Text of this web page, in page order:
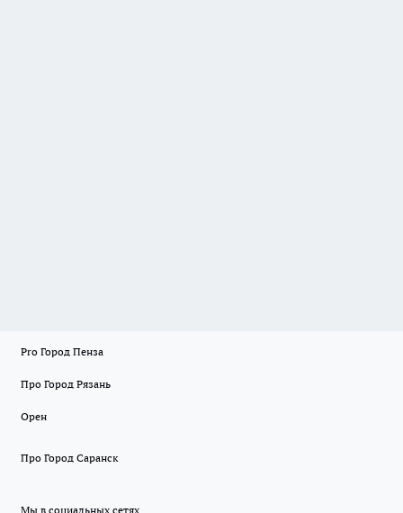
Pro Город Пенза
Про Город Рязань
Орен
Про Город Саранск
Мы в социальных сетях